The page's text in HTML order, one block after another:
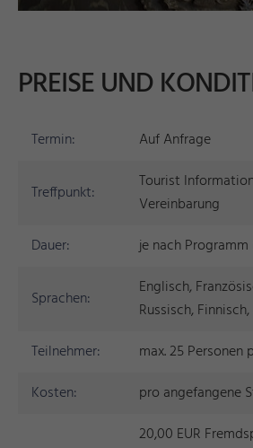
PREISE UND
Termin: Auf Anfrage
Treffpunkt:
Tourist
Vereinbarung
Dauer:
je nach Programm
Sprachen:
Englisch,
Russisch,
Teilnehmer:
max. 25 Personen
Kosten:
pro angefangene
20,00 EUR